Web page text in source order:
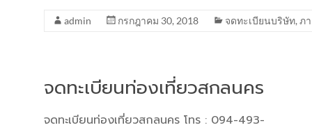
admin กรกฎาคม 30, 2018 จดทะเบียนบริษัท, ภ
จดทะเบียนท่องเที่ยวสกลนคร
จดทะเบียนท่องเที่ยวสกลนคร โทร : 094-493-